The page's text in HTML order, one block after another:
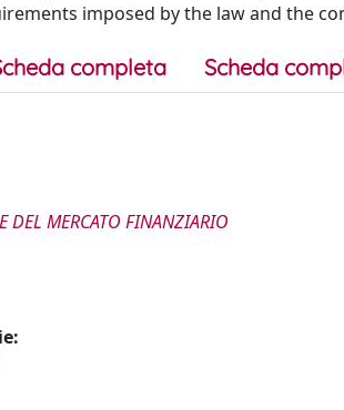
imposed by the law and the
completa Scheda
DEL MERCATO FINANZIARIO